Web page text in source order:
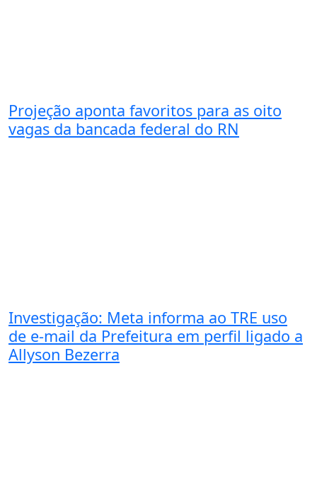
Projeção aponta favoritos para as oito
vagas da bancada federal do RN
Investigação: Meta informa ao TRE uso
de e-mail da Prefeitura em perfil ligado a
Allyson Bezerra